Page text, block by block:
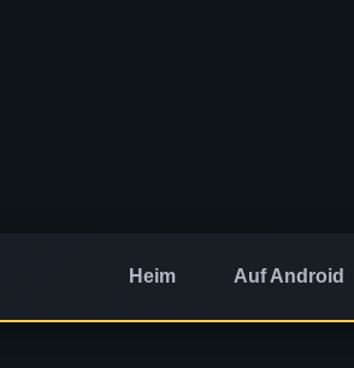
Heim Auf Android